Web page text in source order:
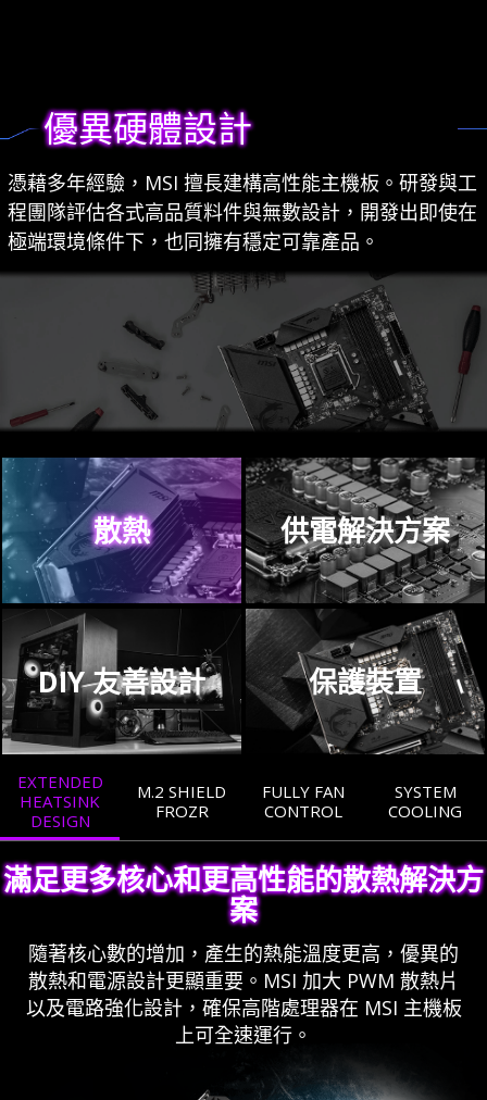
優異硬體設計
憑藉多年經驗，MSI 擅長建構高性能主機板。研發與工
程團隊評估各式高品質料件與無數設計，開發出即使在
極端環境條件下，也同擁有穩定可靠產品。
散熱 供電解決方案
DIY 友善設計 保護裝置
EXTENDED
HEATSINK
DESIGN
M.2 SHIELD
FROZR
FULLY FAN
CONTROL
SYSTEM
COOLING
滿足更多核心和更高性能的散熱解決方
案
隨著核心數的增加，產生的熱能溫度更高，優異的
散熱和電源設計更顯重要。MSI 加大 PWM 散熱片
以及電路強化設計，確保高階處理器在 MSI 主機板
上可全速運行。